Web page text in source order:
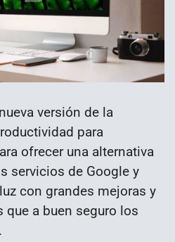
versión de la
para
ofrecer una alternativa
servicios de Google y
con grandes mejoras y
que a buen seguro los